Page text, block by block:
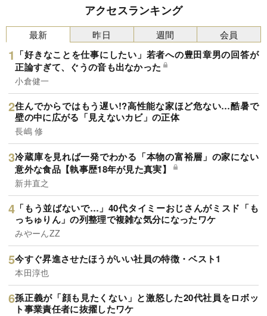
アクセスランキング
最新
「好きなことを仕事にしたい」若者への豊田章男の回答が
正論すぎて、ぐうの音も出なかった
小倉健一
住んでからではもう遅い!?高性能な家ほど危ない…酷暑で
壁の中に広がる「見えないカビ」の正体
長嶋 修
冷蔵庫を見れば一発でわかる「本物の富裕層」の家にない
意外な食品【執事歴18年が見た真実】
新井直之
「もう並ばないで…」40代タイミーおじさんがミスド「も
っちゅりん」の列整理で複雑な気分になったワケ
みやーんZZ
今すぐ昇進させたほうがいい社員の特徴・ベスト1
本田淳也
孫正義が「顔も見たくない」と激怒した20代社員をロボッ
ト事業責任者に抜擢したワケ
昨日 週間 会員